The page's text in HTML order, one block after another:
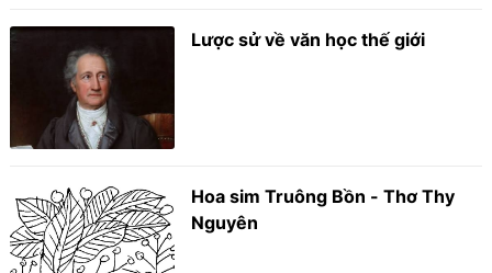
Lược sử về văn học thế giới
Hoa sim Truông Bồn - Thơ Thy
Nguyên